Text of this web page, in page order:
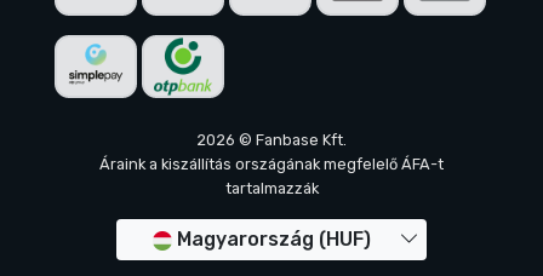
2026 © Fanbase Kft.
Áraink a kiszállítás országának megfelelő ÁFA-t
tartalmazzák
Magyarország (HUF)